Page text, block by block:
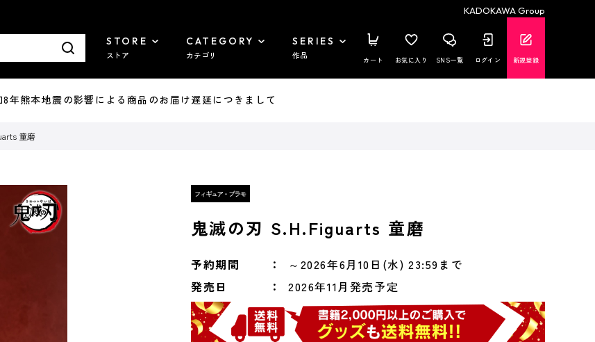
KADOKAWA Group
STORE
ストア
CATEGORY
カテゴリ
SERIES
作品 カート お気に入り SNS一覧 ログイン 新規登録
熊本地震の影響による商品のお届け遅延につきまして
童磨
鬼滅の刃 S.H.Figuarts 童磨
予約期間
～2026年6月10日(水) 23:59まで
発売日
2026年11月発売予定